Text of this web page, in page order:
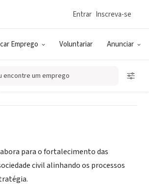
Emprego Voluntariar Anunciar
Entrar Inscreva-se
encontre um emprego
DE SERVIÇO)
- Fortalecimento
Organizações da
para o fortalecimento das
civil alinhando os processos